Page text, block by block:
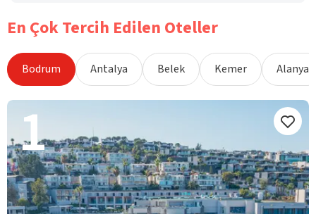
En Çok Tercih Edilen Oteller
Bodrum Antalya Belek Kemer Alanya
1